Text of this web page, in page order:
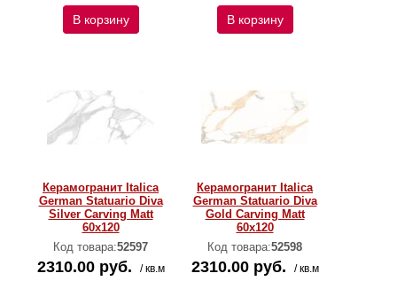
В корзину В корзину
Керамогранит Italica
German Statuario Diva
Silver Carving Matt
60x120
Код товара:52597
2310.00 руб. / кв.м
Керамогранит Italica
German Statuario Diva
Gold Carving Matt
60x120
Код товара:52598
2310.00 руб. / кв.м